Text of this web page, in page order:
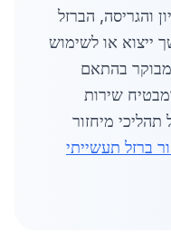
והגריסה, הברזל
ייצוא או לשימוש
מבוקר בהתאם
שירות
תהליכי מיחזור
ברזל תעשייתי